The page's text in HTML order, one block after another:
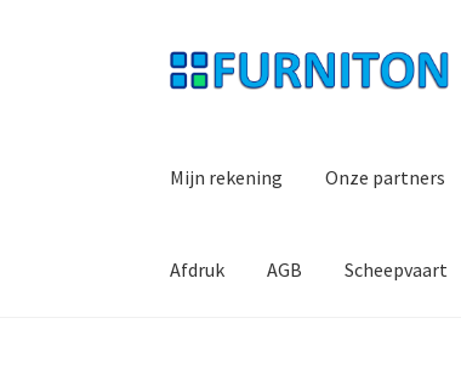
Ga
door
Ga
naar
Mijn rekening Onze partners
Afdruk AGB Scheepvaart